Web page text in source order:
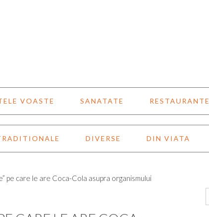
VOASTE SANATATE RESTAURANTE
DIVERSE DIN VIATA
pe care le are Coca-Cola asupra organismului